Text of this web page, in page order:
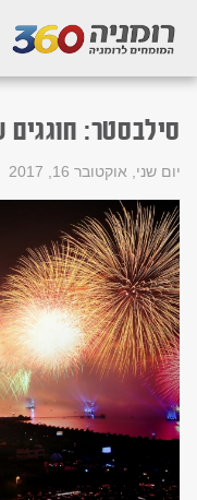
סילבסטר: חוגגים
יום שני, אוקטובר 16, 2017